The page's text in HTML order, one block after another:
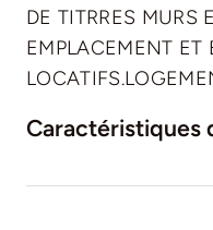
DE TITRRES MURS
EMPLACEMENT
Caractéristiques